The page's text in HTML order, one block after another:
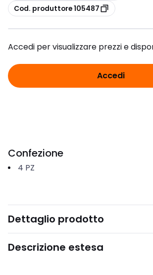
copia
Cod. produttore 105487
Accedi per visualizzare prezzi e
Accedi
Confezione
4 PZ
Dettaglio prodotto
Descrizione estesa